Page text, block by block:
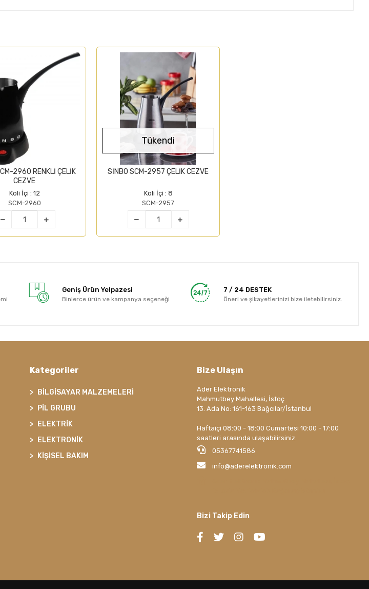
2960 RENKLİ ÇELİK
CEZVE
Koli İçi : 12
SCM-2960
Tükendi
SİNBO SCM-2957 ÇELİK CEZVE
Koli İçi : 8
SCM-2957
Geniş Ürün Yelpazesi
Binlerce ürün ve kampanya seçeneği
7 / 24 DESTEK
Öneri ve şikayetlerinizi bize iletebilirsiniz.
Kategoriler
BİLGİSAYAR MALZEMELERİ
PİL GRUBU
ELEKTRİK
ELEKTRONİK
KİŞİSEL BAKIM
Bize Ulaşın
Ader Elektronik
Mahmutbey Mahallesi, İstoç
13. Ada No: 161-163 Bağcılar/İstanbul
Haftaiçi 08:00 - 18:00 Cumartesi 10:00 - 17:00
saatleri arasında ulaşabilirsiniz.
05367741586
info@aderelektronik.com
Bizi Takip Edin